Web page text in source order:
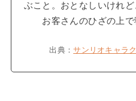
ぶこと。おとなしいけれど
お客さんのひざの上で
出典：サンリオキャラ